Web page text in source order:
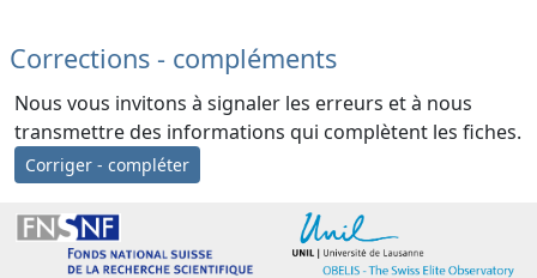
Corrections - compléments
Nous vous invitons à signaler les erreurs et à nous
transmettre des informations qui complètent les fiches.
Corriger - compléter